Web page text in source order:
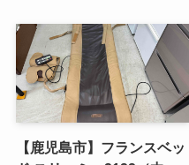
【鹿児島市】フランスベッ